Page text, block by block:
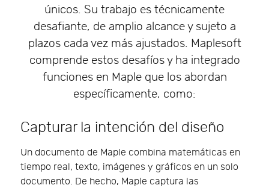
únicos. Su trabajo es técnicamente
desafiante, de amplio alcance y sujeto a
plazos cada vez más ajustados. Maplesoft
comprende estos desafíos y ha integrado
funciones en Maple que los abordan
específicamente, como:
Capturar la intención del diseño
Un documento de Maple combina matemáticas en
tiempo real, texto, imágenes y gráficos en un solo
documento. De hecho, Maple captura las